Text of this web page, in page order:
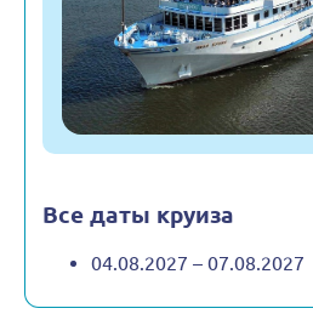
Все даты круиза
04.08.2027 – 07.08.2027